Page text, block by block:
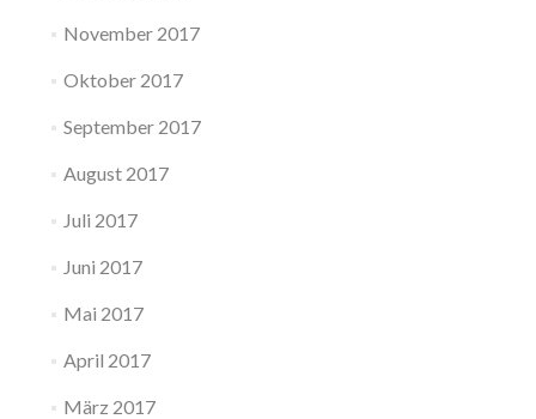
November 2017
Oktober 2017
September 2017
August 2017
Juli 2017
Juni 2017
Mai 2017
April 2017
März 2017